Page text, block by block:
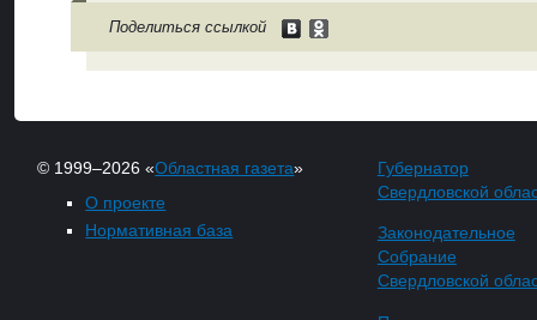
Поделиться ссылкой
© 1999–2026 «Областная газета»
О проекте
Нормативная база
Губернатор
Свердловской
Законодательное
Собрание
Свердловской